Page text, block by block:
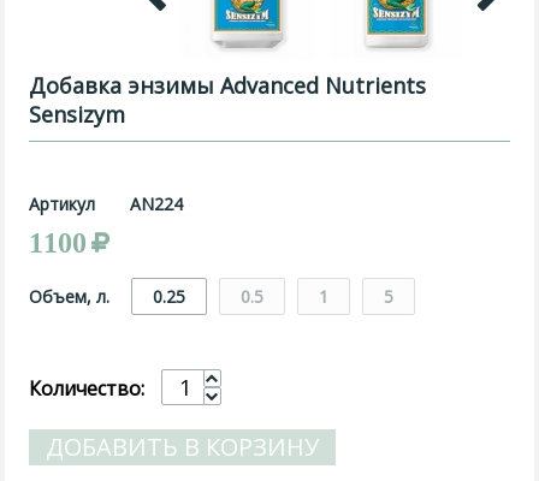
Добавка энзимы Advanced Nutrients
Sensizym
Артикул AN224
1100
Объем, л. 0.25 0.5 1 5
Количество:
ДОБАВИТЬ В КОРЗИНУ